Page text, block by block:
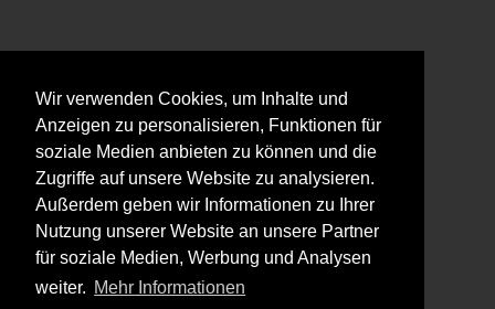
Wir verwenden Cookies, um Inhalte und
Anzeigen zu personalisieren, Funktionen für
soziale Medien anbieten zu können und die
Zugriffe auf unsere Website zu analysieren.
Außerdem geben wir Informationen zu Ihrer
Nutzung unserer Website an unsere Partner
für soziale Medien, Werbung und Analysen
weiter. Mehr Informationen